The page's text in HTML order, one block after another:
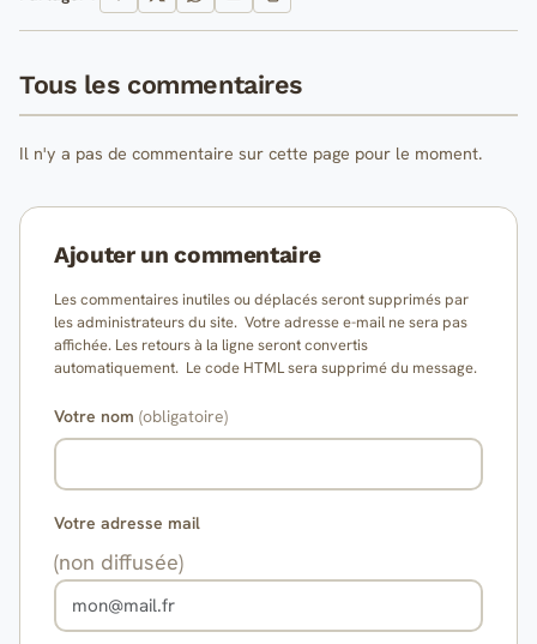
Tous les commentaires
Il n'y a pas de commentaire sur cette page pour le moment.
Ajouter un commentaire
Les commentaires inutiles ou déplacés seront supprimés par
les administrateurs du site. Votre adresse e-mail ne sera pas
affichée. Les retours à la ligne seront convertis
automatiquement. Le code HTML sera supprimé du message.
Votre nom (obligatoire)
Votre adresse mail
(non diffusée)